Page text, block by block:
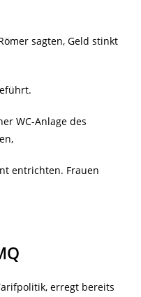
sagten, Geld stinkt
WC-Anlage des
entrichten. Frauen
erregt bereits